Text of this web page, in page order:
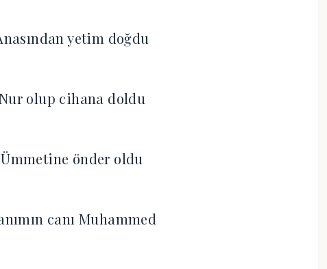
yetim doğdu
olup cihana doldu
Ümmetine önder oldu
canı Muhammed